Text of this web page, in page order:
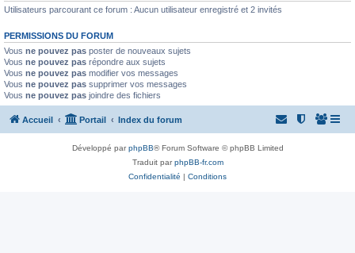
Utilisateurs parcourant ce forum : Aucun utilisateur enregistré et 2 invités
PERMISSIONS DU FORUM
Vous ne pouvez pas poster de nouveaux sujets
Vous ne pouvez pas répondre aux sujets
Vous ne pouvez pas modifier vos messages
Vous ne pouvez pas supprimer vos messages
Vous ne pouvez pas joindre des fichiers
Accueil Portail Index du forum
Développé parphpBB® Forum Software © phpBB Limited
Traduit parphpBB-fr.com
Confidentialité | Conditions